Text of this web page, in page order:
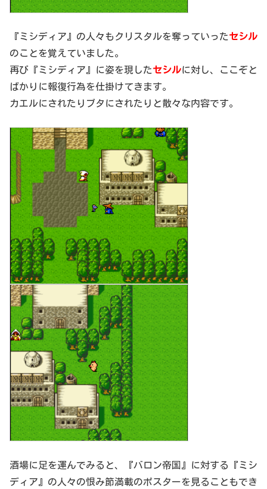
『ミシディア』の人々もクリスタルを奪っていったセシル
のことを覚えていました。
再び『ミシディア』に姿を現したセシルに対し、ここぞと
ばかりに報復行為を仕掛けてきます。
カエルにされたりブタにされたりと散々な内容です。
酒場に足を運んでみると、『バロン帝国』に対する『ミシ
ディア』の人々の恨み節満載のポスターを見ることもでき